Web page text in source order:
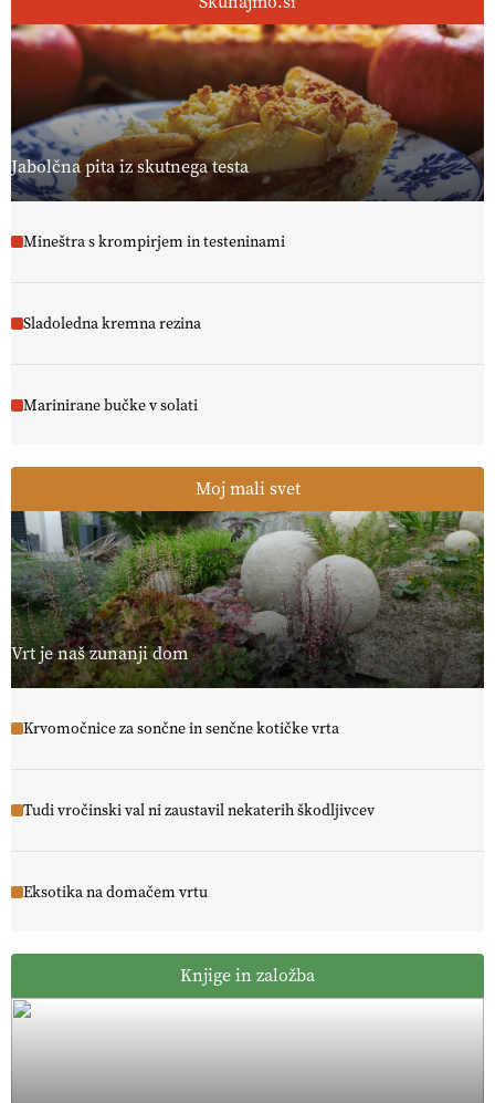
Jabolčna pita iz skutnega testa
Mineštra s krompirjem in testeninami
Sladoledna kremna rezina
Marinirane bučke v solati
Moj mali svet
Vrt je naš zunanji dom
Krvomočnice za sončne in senčne kotičke vrta
Tudi vročinski val ni zaustavil nekaterih škodljivcev
Eksotika na domačem vrtu
Knjige in založba